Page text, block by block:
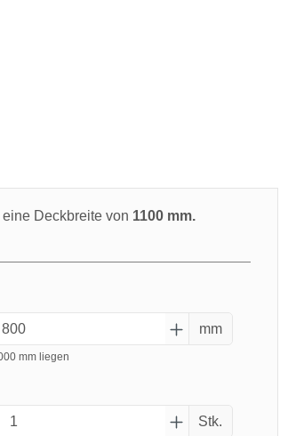
Deckbreite von 1100 mm.
mm
mm liegen
Stk.